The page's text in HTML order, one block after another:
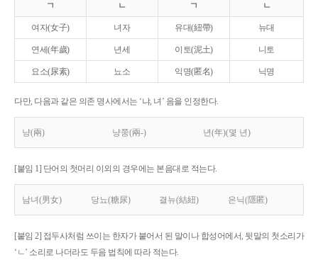
ㄱ ㄴ ㄱ ㄴ
여자(女子) 녀자 유대(紐帶) 뉴대
연세(年歲) 년세 이토(泥土) 니토
요소(尿素) 뇨소 익명(匿名) 닉명
다만, 다음과 같은 의존 명사에서는 ‘냐, 녀’ 음을 인정한다.
냥(兩) 냥쭝(兩-) 년(年)(몇 년)
[붙임 1] 단어의 첫머리 이외의 경우에는 본음대로 적는다.
남녀(男女) 당뇨(糖尿) 결뉴(結紐) 은닉(隱匿)
[붙임 2] 접두사처럼 쓰이는 한자가 붙어서 된 말이나 합성어에서, 뒷말의 첫소리가
‘ㄴ’ 소리로 나더라도 두음 법칙에 따라 적는다.